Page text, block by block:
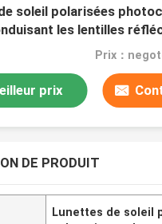
soleil polarisées
les lentilles
Prix：
prix
DE PRODUIT
Lunettes de soleil